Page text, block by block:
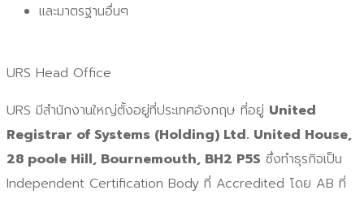
และมาตรฐานอื่นๆ
URS Head Office
URS มีสำนักงานใหญ่ตั้งอยู่ที่ประเทศอังกฤษ ที่อยู่ United
Registrar of Systems (Holding) Ltd. United House,
28 poole Hill, Bournemouth, BH2 P5S ซึ่งทำธุรกิจเป็น
Independent Certification Body ที่ Accredited โดย AB ที่